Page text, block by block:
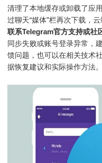
清理了本地缓存或卸载了应
过聊天“媒体”栏再次下载，
联系Telegram官方支持或社
同步失败或账号登录异常，
馈问题，也可以在相关技术
据恢复建议和实际操作方法。